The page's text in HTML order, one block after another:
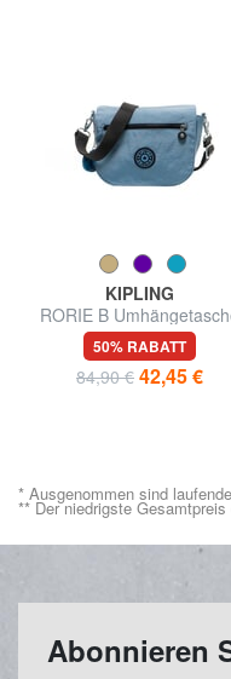
KIPLING
RORIE B
50% RABATT
84,90 € 42,45 €
* Ausgenommen sind
** Der niedrigste
Abonnieren